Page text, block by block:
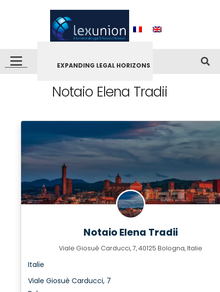
EXPANDING LEGAL HORIZONS
Notaio Elena Tradii
Notaio Elena Tradii
Viale Giosuè Carducci, 7, 40125 Bologna, Italie
Italie
Viale Giosuè Carducci, 7